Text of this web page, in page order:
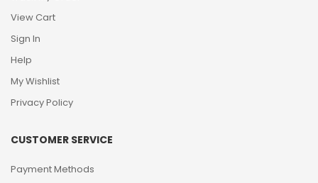
View Cart
Sign In
Help
My Wishlist
Privacy Policy
CUSTOMER SERVICE
Payment Methods